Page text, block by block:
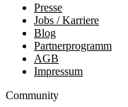
Presse
Jobs / Karriere
Blog
Partnerprogramm
AGB
Impressum
Community